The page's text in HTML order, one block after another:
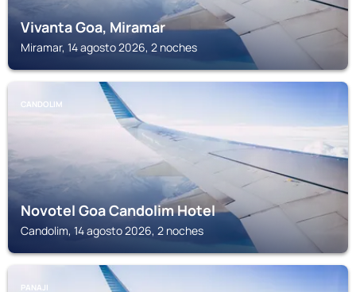
Vivanta Goa, Miramar
Miramar, 14 agosto 2026, 2 noches
CANDOLIM
Novotel Goa Candolim Hotel
Candolim, 14 agosto 2026, 2 noches
PANAJI